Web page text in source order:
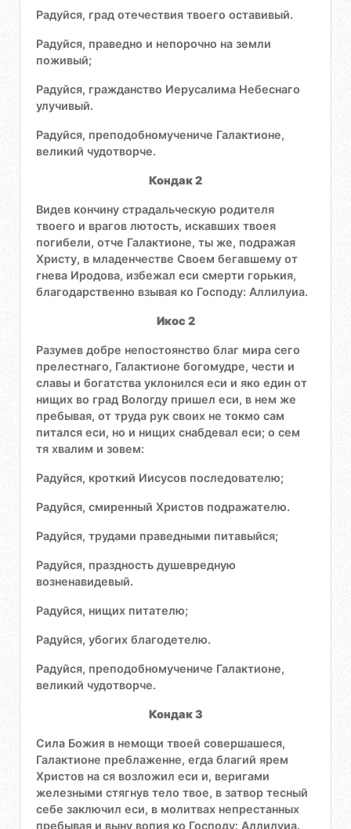
Радуйся, град отечествия твоего оставивый.
Радуйся, праведно и непорочно на земли
поживый;
Радуйся, гражданство Иерусалима Небеснаго
улучивый.
Радуйся, преподобномучениче Галактионе,
великий чудотворче.
Кондак 2
Видев кончину страдальческую родителя
твоего и врагов лютость, искавших твоея
погибели, отче Галактионе, ты же, подражая
Христу, в младенчестве Своем бегавшему от
гнева Иродова, избежал еси смерти горькия,
благодарственно взывая ко Господу: Аллилуиа.
Икос 2
Разумев добре непостоянство благ мира сего
прелестнаго, Галактионе богомудре, чести и
славы и богатства уклонился еси и яко един от
нищих во град Вологду пришел еси, в нем же
пребывая, от труда рук своих не токмо сам
питался еси, но и нищих снабдевал еси; о сем
тя хвалим и зовем:
Радуйся, кроткий Иисусов последователю;
Радуйся, смиренный Христов подражателю.
Радуйся, трудами праведными питавыйся;
Радуйся, праздность душевредную
возненавидевый.
Радуйся, нищих питателю;
Радуйся, убогих благодетелю.
Радуйся, преподобномучениче Галактионе,
великий чудотворче.
Кондак 3
Сила Божия в немощи твоей совершашеся,
Галактионе преблаженне, егда благий ярем
Христов на ся возложил еси и, веригами
железными стягнув тело твое, в затвор тесный
себе заключил еси, в молитвах непрестанных
пребывая и выну вопия ко Господу: Аллилуиа.